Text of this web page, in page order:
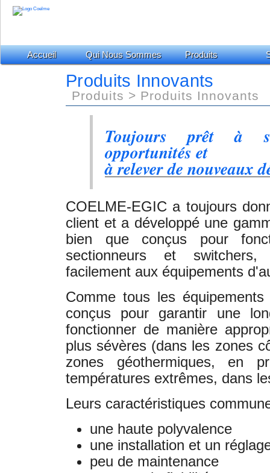
Accueil Qui Nous Sommes Produits
Produits Innovants
Produits > Produits Innovants
Toujours prêt à
opportunités et
à relever de nouveaux
COELME-EGIC a toujours
client et a développé une
bien que conçus pour
sectionneurs et
facilement aux équipements
Comme tous les
conçus pour garantir une
fonctionner de manière
plus sévères (dans les zones
zones géothermiques, en
températures extrêmes, dans
Leurs caractéristiques
une haute polyvalence
une installation et un
peu de maintenance